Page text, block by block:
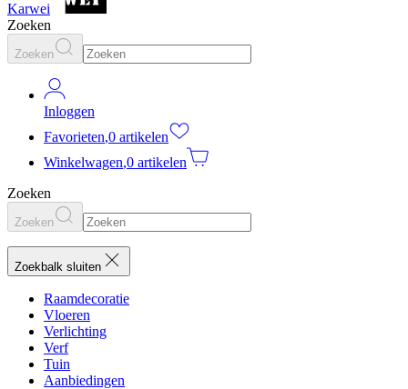
Karwei
Zoeken
Zoeken
Inloggen
Favorieten,0 artikelen
Winkelwagen,0 artikelen
Zoeken
Zoeken
Zoekbalk sluiten
Raamdecoratie
Vloeren
Verlichting
Verf
Tuin
Aanbiedingen